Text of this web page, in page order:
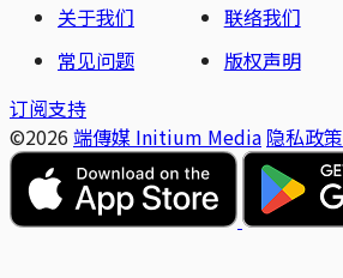
关于我们
联络我们
常见问题
版权声明
订阅支持
©2026 端傳媒 Initium Media 隐私政策